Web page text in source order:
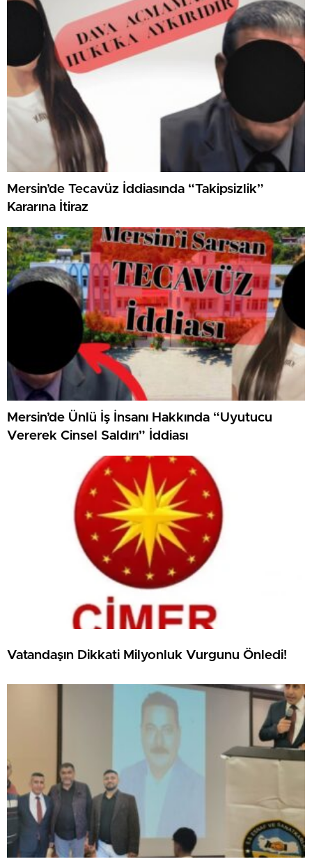
Mersin’de Tecavüz İddiasında “Takipsizlik”
Kararına İtiraz
Mersin’de Ünlü İş İnsanı Hakkında “Uyutucu
Vererek Cinsel Saldırı” İddiası
Vatandaşın Dikkati Milyonluk Vurgunu Önledi!